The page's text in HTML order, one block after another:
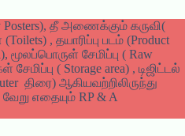
Posters), தீ அணைக்கும் கருவி(
, தயாரிப்பு படம் (Product
மூலப்பொருள் சேமிப்பு ( Raw
( Storage area) , டிஜிட்டல்
திரை) ஆகியவற்றிலிருந்து
எதையும் RP & A